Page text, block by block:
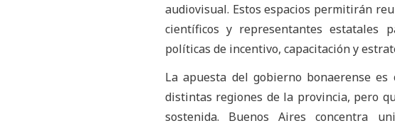
audiovisual. Estos espacios permitirán
científicos y representantes estatales
políticas de incentivo, capacitación y
La apuesta del gobierno bonaerense
distintas regiones de la provincia, pero
sostenida. Buenos Aires concentra